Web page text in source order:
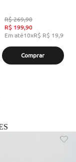
R$269,90
R$ 199,90
Em até10xR$ R$ 19,99
Comprar